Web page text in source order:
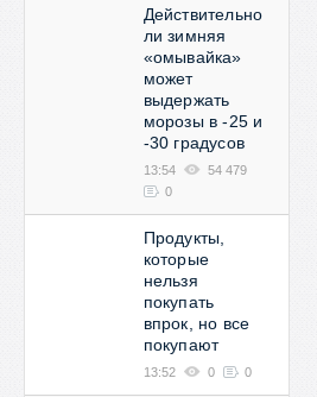
Действительно
ли зимняя
«омывайка»
может
выдержать
морозы в -25 и
-30 градусов
13:54
54 479
0
Продукты,
которые
нельзя
покупать
впрок, но все
покупают
13:52 0 0